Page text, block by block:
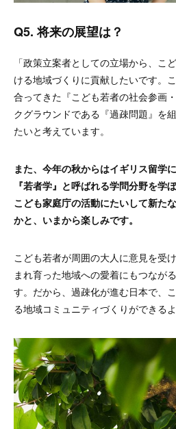
Q5. 将来の展望は？
「政策立案者としての立場から、こ
ける地域づくりに貢献したいです。
合ってきた『こども若者の社会参画
クグラウンドである『過疎問題』を
たいと考えています。
また、今年の秋からはイギリス留学
『若者学』と呼ばれる学問分野を学
こども家庭庁の活動にたいして新た
かと、いまから楽しみです。
こども若者が周囲の大人に意見を受
まれ育った地域への愛着にもつなが
す。だから、過疎化が進む日本で、
る地域コミュニティづくりができる